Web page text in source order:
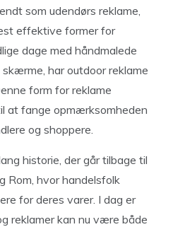
som udendørs reklame,
effektive former for
dage med håndmalede
har outdoor reklame
form for reklame
at fange opmærksomheden
og shoppere.
historie, der går tilbage til
Rom, hvor handelsfolk
for deres varer. I dag er
reklamer kan nu være både